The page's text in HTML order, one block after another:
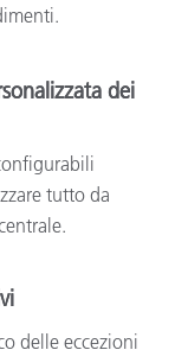
dei
tutto da
delle eccezioni